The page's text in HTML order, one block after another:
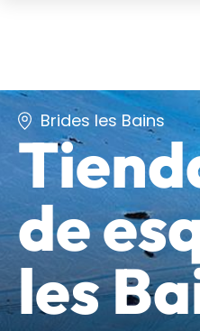
Brides les Bains
de
les